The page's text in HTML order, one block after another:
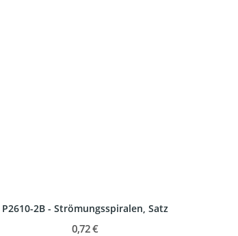
P2610-2B - Strömungsspiralen, Satz
0,72 €